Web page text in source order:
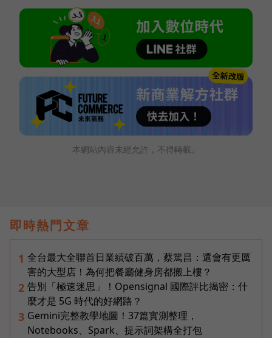
本網站內容未經允許，不得轉載。
即時熱門文章
1 全台最大全聯首日業績破百萬，蔡篤昌：還會有更厲
害的大型店！為何把餐廳健身房都搬上樓？
2 告別「極速迷思」！Opensignal 國際評比揭密：什
麼才是 5G 時代的好網路？
3 Gemini完整教學地圖！37篇實測整理，
Notebooks、Spark、提示詞架構全打包